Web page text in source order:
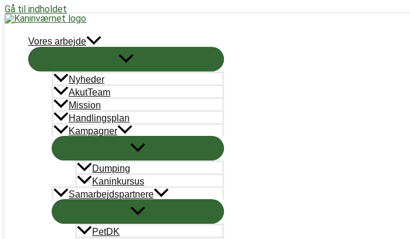
Gå til indholdet
Vores arbejde
Nyheder
AkutTeam
Mission
Handlingsplan
Kampagner
Dumping
Kaninkursus
Samarbejdspartnere
PetDK
Støt nu
FABDF27E-5A9B-44B6-AA30-794DAA60A42C
Skriv en kommentar / Af
Forrige Medie
Skriv et svar
Du skal være for at skrive en kommentar.